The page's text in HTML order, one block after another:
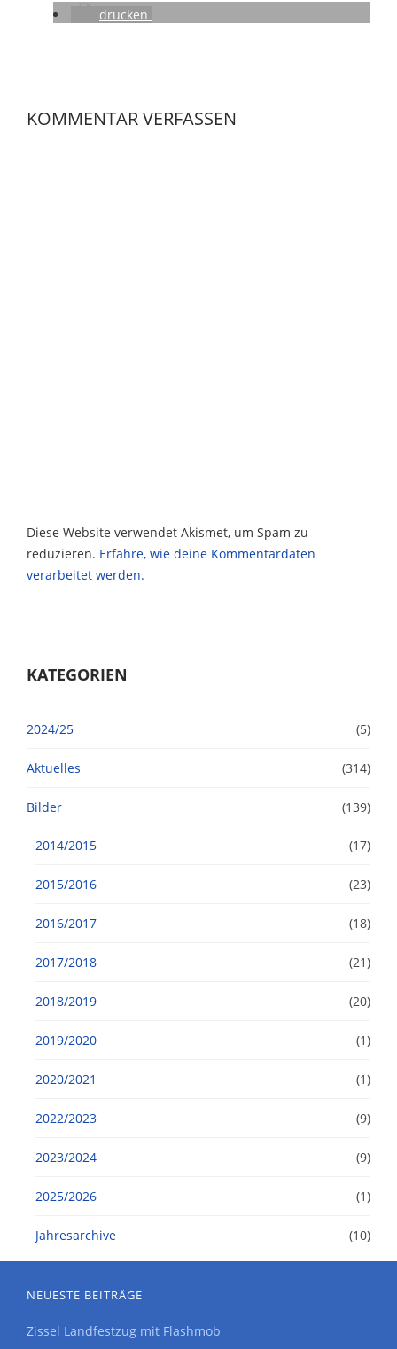
drucken
KOMMENTAR VERFASSEN
Diese Website verwendet Akismet, um Spam zu
reduzieren. Erfahre, wie deine Kommentardaten
verarbeitet werden.
KATEGORIEN
2024/25 (5)
Aktuelles (314)
Bilder (139)
2014/2015 (17)
2015/2016 (23)
2016/2017 (18)
2017/2018 (21)
2018/2019 (20)
2019/2020 (1)
2020/2021 (1)
2022/2023 (9)
2023/2024 (9)
2025/2026 (1)
Jahresarchive (10)
NEUESTE BEITRÄGE
Zissel Landfestzug mit Flashmob